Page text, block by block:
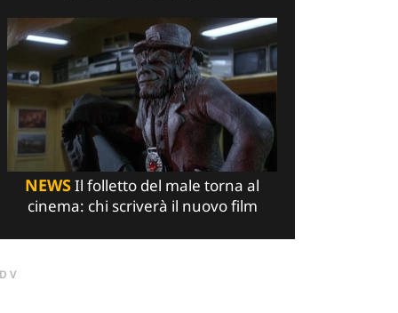
NEWSIl folletto del male torna al
cinema: chi scriverà il nuovo film